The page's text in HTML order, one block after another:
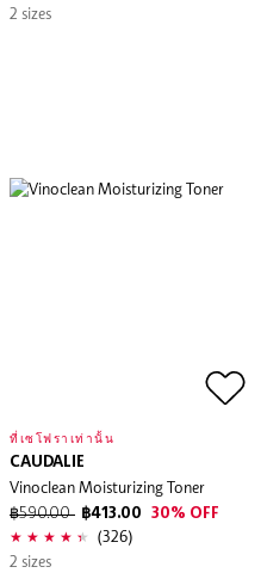
2 sizes
ที่เซโฟราเท่านั้น
CAUDALIE
Vinoclean Moisturizing Toner
฿590.00 ฿413.00 30% OFF
(326)
2 sizes